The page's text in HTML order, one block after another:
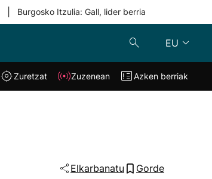
Burgosko Itzulia: Gall, lider berria
EU
Klisk Zuzenean
Zuretzat Zuzenean Azken berriak
Elkarbanatu Gorde